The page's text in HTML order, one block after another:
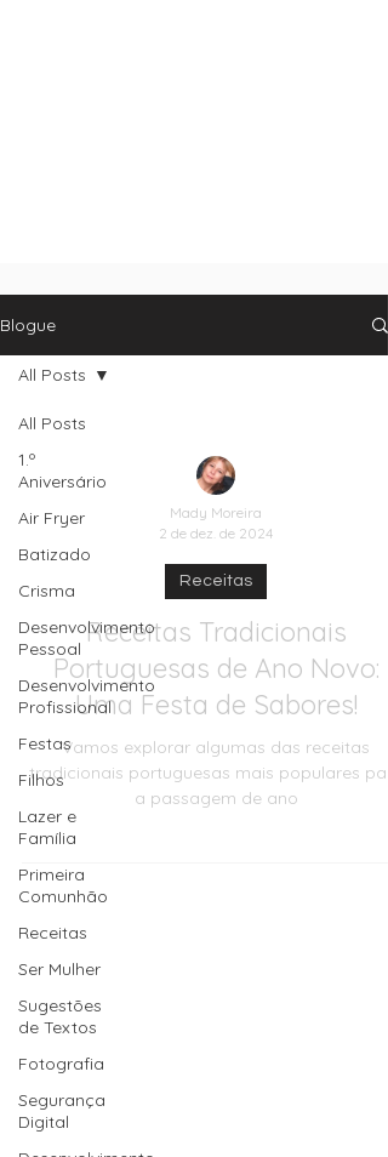
Blogue
All Posts
1.º
Aniversário
Air Fryer
Batizado
Crisma
Desenvolvimento
Pessoal
Desenvolvimento
Profissional
Festas
Filhos
Lazer e
Família
Primeira
Comunhão
Receitas
Ser Mulher
Sugestões
de Textos
Fotografia
Segurança
Digital
All Posts
Mady Moreira
2 de dez. de 2024
Receitas
Receitas Tradicionais
Portuguesas de Ano Novo:
Uma Festa de Sabores!
Vamos explorar algumas das receitas
tradicionais portuguesas mais populares
a passagem de ano